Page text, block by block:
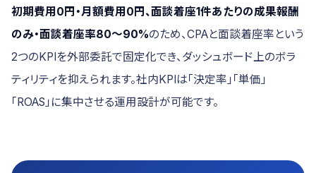
初期費用0円・月額費用0円、面談着座1件あたりの成果報酬
のみ・面談着座率80〜90%のため、CPAと面談着座率という
2つのKPIを外部委託で固定化でき、ダッシュボード上のボラ
ティリティを抑えられます。社内KPIは「決定率」「単価」
「ROAS」に集中させる運用設計が可能です。